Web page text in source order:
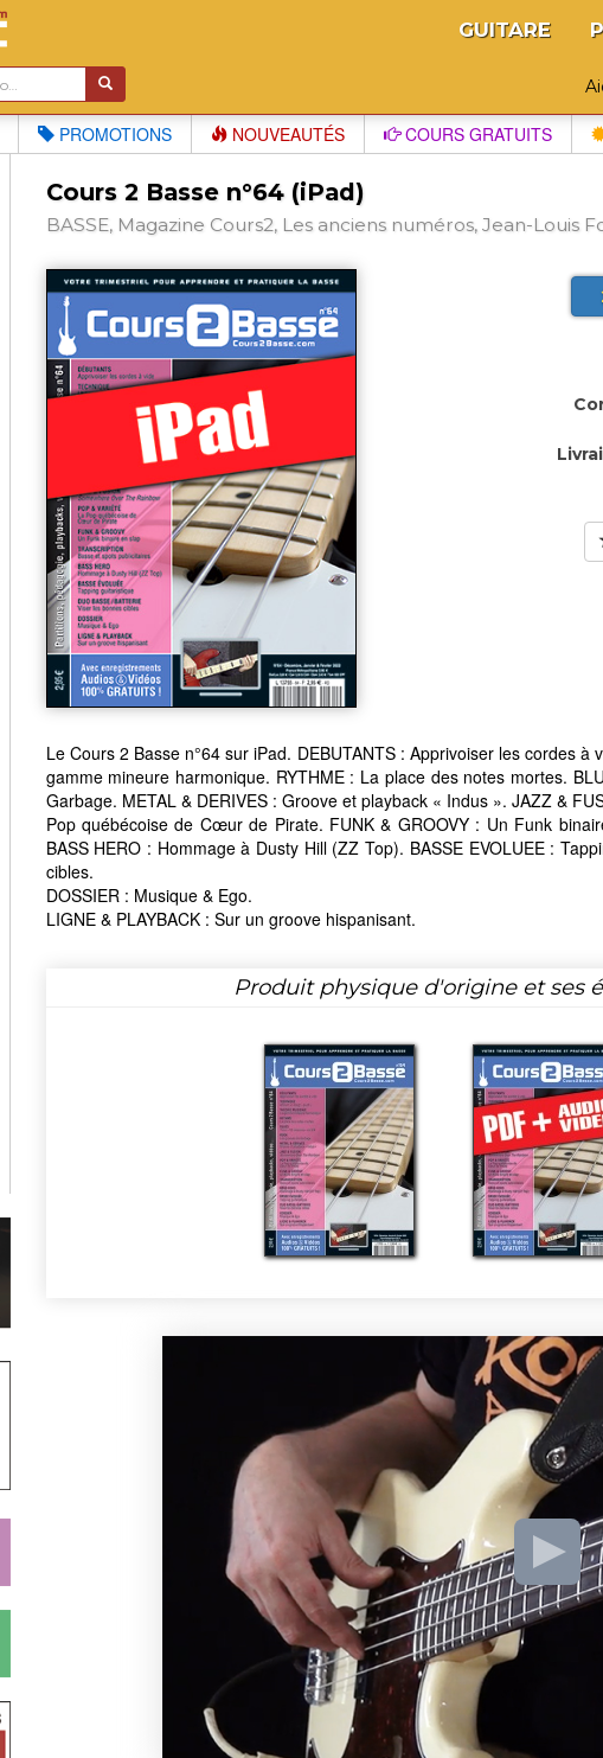
GUITARE
PROMOTIONS NOUVEAUTÉS COURS GRATUITS
Cours 2 Basse n°64 (iPad)
BASSE, Magazine Cours2, Les anciens numéros, Jean-Louis
Le Cours 2 Basse n°64 sur iPad. DEBUTANTS : Apprivoiser les cordes
gamme mineure harmonique. RYTHME : La place des notes mortes.
Garbage. METAL & DERIVES : Groove et playback « Indus ». JAZZ &
Pop québécoise de Cœur de Pirate. FUNK & GROOVY : Un Funk
BASS HERO : Hommage à Dusty Hill (ZZ Top). BASSE EVOLUEE :
cibles.
DOSSIER : Musique & Ego.
LIGNE & PLAYBACK : Sur un groove hispanisant.
Produit physique d'origine et ses